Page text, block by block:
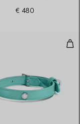
€ 480
Tiffany Blue®